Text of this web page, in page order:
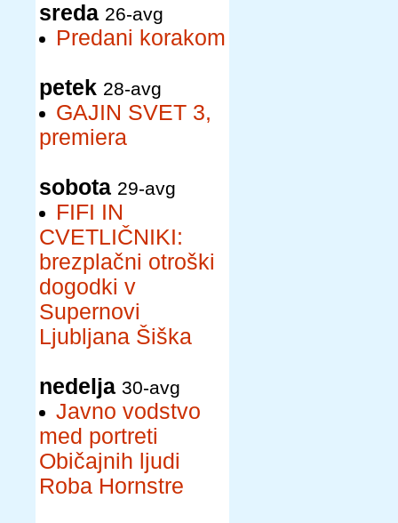
sreda 26-avg
Predani korakom
petek 28-avg
GAJIN SVET 3,
premiera
sobota 29-avg
FIFI IN
CVETLIČNIKI:
brezplačni otroški
dogodki v
Supernovi
Ljubljana Šiška
nedelja 30-avg
Javno vodstvo
med portreti
Običajnih ljudi
Roba Hornstre